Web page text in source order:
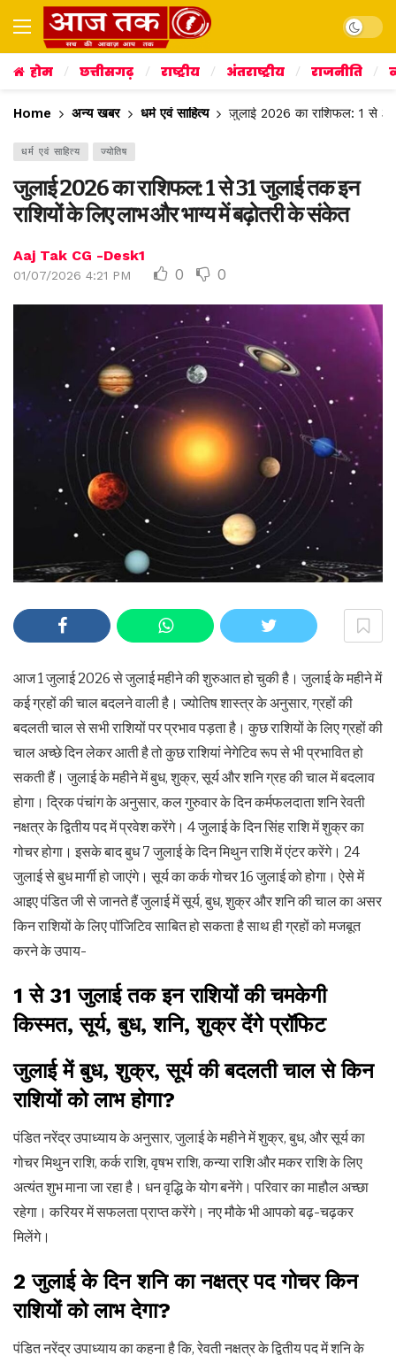
Dark
होम छत्तीसगढ़ राष्ट्रीय अंतराष्ट्रीय राजनीति
Home अन्य खबर धर्म एवं साहित्य जुलाई 2026 का राशिफल: 1 से
धर्म एवं साहित्य ज्योतिष
जुलाई 2026 का राशिफल: 1 से 31 जुलाई तक इन
राशियों के लिए लाभ और भाग्य में बढ़ोतरी के संकेत
Aaj Tak CG -Desk1
01/07/2026 4:21 PM 0 0
आज 1 जुलाई 2026 से जुलाई महीने की शुरुआत हो चुकी है। जुलाई के महीने में
कई ग्रहों की चाल बदलने वाली है। ज्योतिष शास्त्र के अनुसार, ग्रहों की
बदलती चाल से सभी राशियों पर प्रभाव पड़ता है। कुछ राशियों के लिए ग्रहों की
चाल अच्छे दिन लेकर आती है तो कुछ राशियां नेगेटिव रूप से भी प्रभावित हो
सकती हैं। जुलाई के महीने में बुध, शुक्र, सूर्य और शनि ग्रह की चाल में बदलाव
होगा। द्रिक पंचांग के अनुसार, कल गुरुवार के दिन कर्मफलदाता शनि रेवती
नक्षत्र के द्वितीय पद में प्रवेश करेंगे। 4 जुलाई के दिन सिंह राशि में शुक्र का
गोचर होगा। इसके बाद बुध 7 जुलाई के दिन मिथुन राशि में एंटर करेंगे। 24
जुलाई से बुध मार्गी हो जाएंगे। सूर्य का कर्क गोचर 16 जुलाई को होगा। ऐसे में
आइए पंडित जी से जानते हैं जुलाई में सूर्य, बुध, शुक्र और शनि की चाल का असर
किन राशियों के लिए पॉजिटिव साबित हो सकता है साथ ही ग्रहों को मजबूत
करने के उपाय-
1 से 31 जुलाई तक इन राशियों की चमकेगी
किस्मत, सूर्य, बुध, शनि, शुक्र देंगे प्रॉफिट
जुलाई में बुध, शुक्र, सूर्य की बदलती चाल से किन
राशियों को लाभ होगा?
पंडित नरेंद्र उपाध्याय के अनुसार, जुलाई के महीने में शुक्र, बुध, और सूर्य का
गोचर मिथुन राशि, कर्क राशि, वृषभ राशि, कन्या राशि और मकर राशि के लिए
अत्यंत शुभ माना जा रहा है। धन वृद्धि के योग बनेंगे। परिवार का माहौल अच्छा
रहेगा। करियर में सफलता प्राप्त करेंगे। नए मौके भी आपको बढ़-चढ़कर
मिलेंगे।
2 जुलाई के दिन शनि का नक्षत्र पद गोचर किन
राशियों को लाभ देगा?
पंडित नरेंद्र उपाध्याय का कहना है कि, रेवती नक्षत्र के द्वितीय पद में शनि के